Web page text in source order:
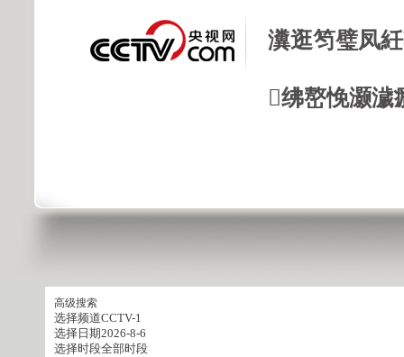
瀵逛笉璧凤
绋嶅悗灏
高级搜索
选择频道CCTV-1
选择日期2026-8-6
选择时段全部时段